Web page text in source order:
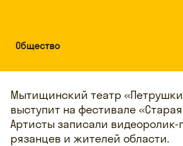
Мытищинский театр
выступит на фестивале
Артисты записали
рязанцев и жителей области.